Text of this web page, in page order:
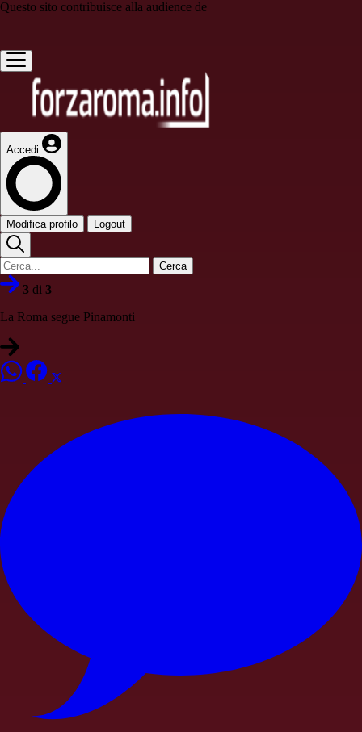
Questo sito contribuisce alla audience de
Accedi
Modifica profilo Logout
Cerca
3 di 3
La Roma segue Pinamonti